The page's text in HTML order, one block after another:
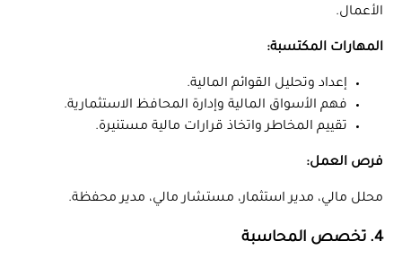
الأعمال.
المهارات المكتسبة:
إعداد وتحليل القوائم المالية.
فهم الأسواق المالية وإدارة المحافظ الاستثمارية.
تقييم المخاطر واتخاذ قرارات مالية مستنيرة.
فرص العمل:
محلل مالي، مدير استثمار، مستشار مالي، مدير محفظة.
4. تخصص المحاسبة